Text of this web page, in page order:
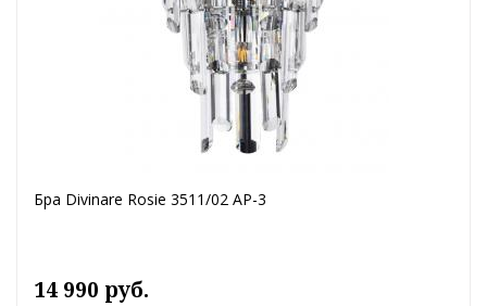
Бра Divinare Rosie 3511/02 AP-3
14 990 руб.